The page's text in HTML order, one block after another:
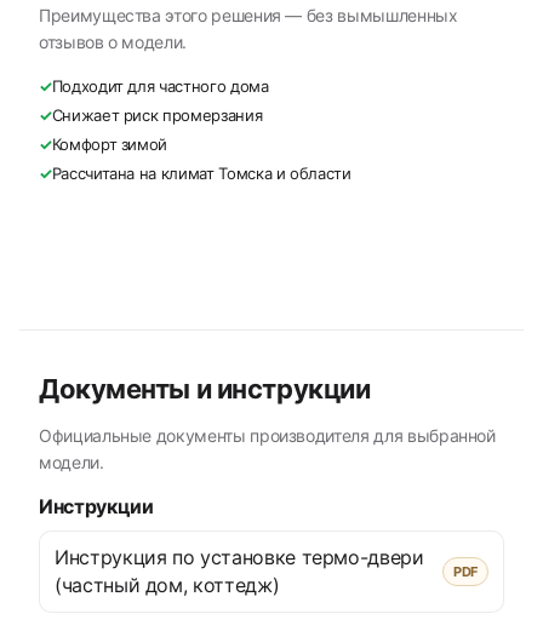
Преимущества этого решения — без вымышленных
отзывов о модели.
✓Подходит для частного дома
✓Снижает риск промерзания
✓Комфорт зимой
✓Рассчитана на климат Томска и области
Документы и инструкции
Официальные документы производителя для выбранной
модели.
Инструкции
Инструкция по установке термо-двери
(частный дом, коттедж)
PDF